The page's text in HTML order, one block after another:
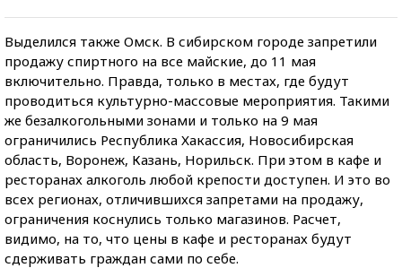
Выделился также Омск. В сибирском городе запретили
продажу спиртного на все майские, до 11 мая
включительно. Правда, только в местах, где будут
проводиться культурно-массовые мероприятия. Такими
же безалкогольными зонами и только на 9 мая
ограничились Республика Хакассия, Новосибирская
область, Воронеж, Казань, Норильск. При этом в кафе и
ресторанах алкоголь любой крепости доступен. И это во
всех регионах, отличившихся запретами на продажу,
ограничения коснулись только магазинов. Расчет,
видимо, на то, что цены в кафе и ресторанах будут
сдерживать граждан сами по себе.